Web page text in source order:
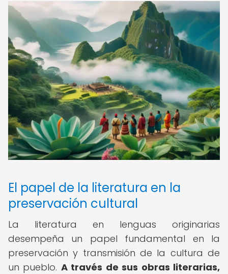
El papel de la literatura en la
preservación cultural
La literatura en lenguas originarias
desempeña un papel fundamental en la
preservación y transmisión de la cultura de
un pueblo. A través de sus obras literarias,